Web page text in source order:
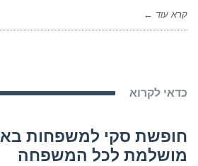
קרא עוד ←
כדאי לקרוא
חופשת סקי למשפחות
מושלמת לכל המשפחה